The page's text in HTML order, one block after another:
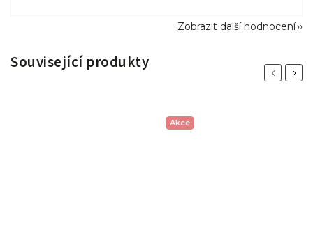
Zobrazit další hodnocení
Související produkty
Previous
Akce
Next